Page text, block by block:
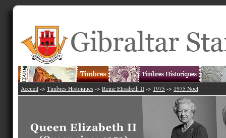
Accueil -> Timbres Histoiques -> Reine Élisabeth II -> 1975 -> 1975 Noel